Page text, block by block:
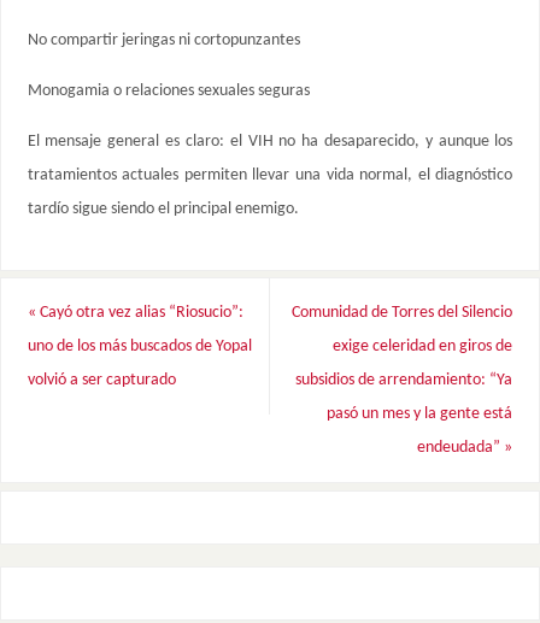
No compartir jeringas ni cortopunzantes
Monogamia o relaciones sexuales seguras
El mensaje general es claro: el VIH no ha desaparecido, y aunque los
tratamientos actuales permiten llevar una vida normal, el diagnóstico
tardío sigue siendo el principal enemigo.
« Cayó otra vez alias “Riosucio”:
uno de los más buscados de Yopal
volvió a ser capturado
Comunidad de Torres del Silencio
exige celeridad en giros de
subsidios de arrendamiento: “Ya
pasó un mes y la gente está
endeudada” »